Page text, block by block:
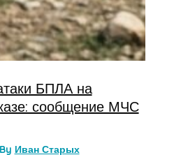
БПЛА на
сообщение МЧС
Иван Старых